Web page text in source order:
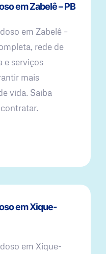
em Zabelê – PB
em Zabelê –
rede de
e serviços
mais
vida. Saiba
em Xique-
em Xique-